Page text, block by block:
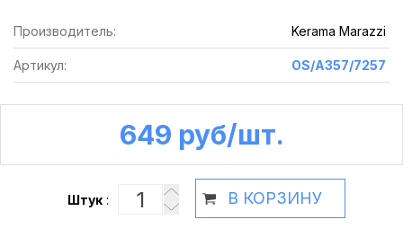
Производитель: Kerama Marazzi
Артикул: OS/A357/7257
649 руб /шт.
Штук: В КОРЗИНУ